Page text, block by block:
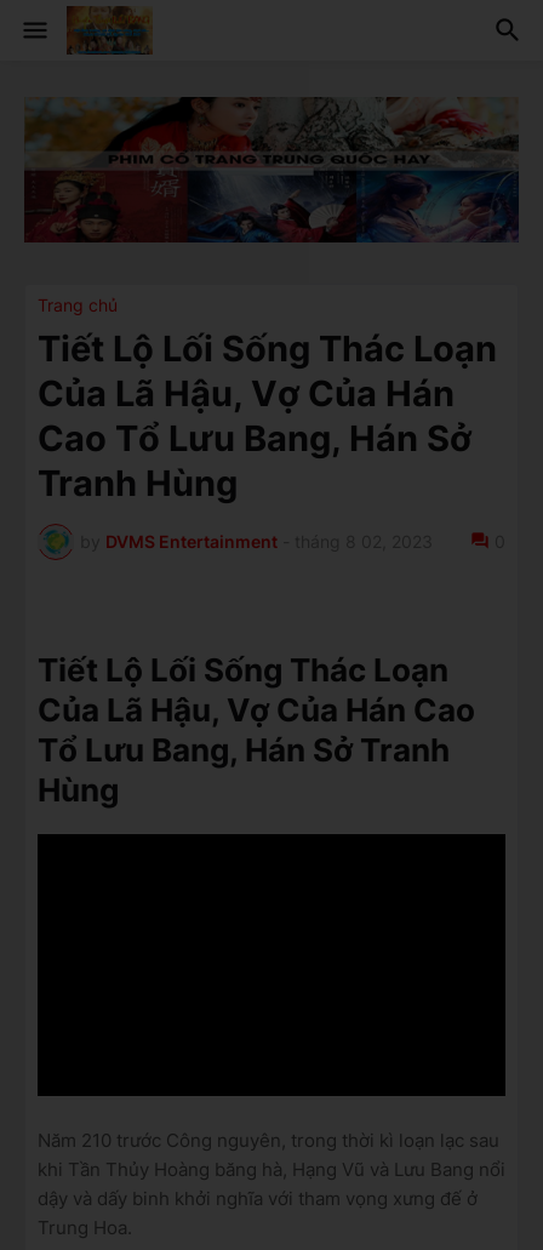
Trang chủ
Tiết Lộ Lối Sống Thác Loạn
Của Lã Hậu, Vợ Của Hán
Cao Tổ Lưu Bang, Hán Sở
Tranh Hùng
DVMS Entertainment
Tiết Lộ Lối Sống Thác Loạn
Của Lã Hậu, Vợ Của Hán Cao
Tổ Lưu Bang, Hán Sở Tranh
Hùng
Năm 210 trước Công nguyên, trong thời kì loạn lạc sau
khi Tần Thủy Hoàng băng hà, Hạng Vũ và Lưu Bang nổi
dậy và dấy binh khởi nghĩa với tham vọng xưng đế ở
Trung Hoa.